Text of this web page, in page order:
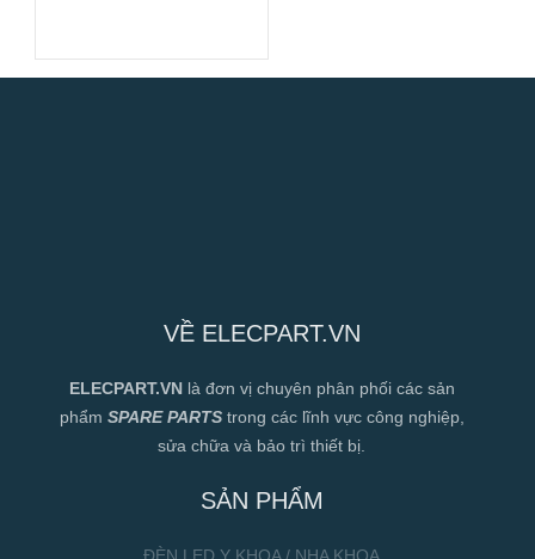
VỀ ELECPART.VN
ELECPART.VN là đơn vị chuyên phân phối các sản
phẩm SPARE PARTStrong các lĩnh vực công nghiệp,
sửa chữa và bảo trì thiết bị.
SẢN PHẨM
ĐÈN LED Y KHOA / NHA KHOA